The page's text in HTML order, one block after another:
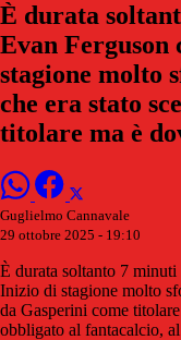
È durata
Evan
stagione molto
che era stato
titolare ma è
Guglielmo Cannavale
29 ottobre 2025 - 19:10
È durata soltanto 7
Inizio di stagione molto
da Gasperini come
obbligato al fantacalcio,